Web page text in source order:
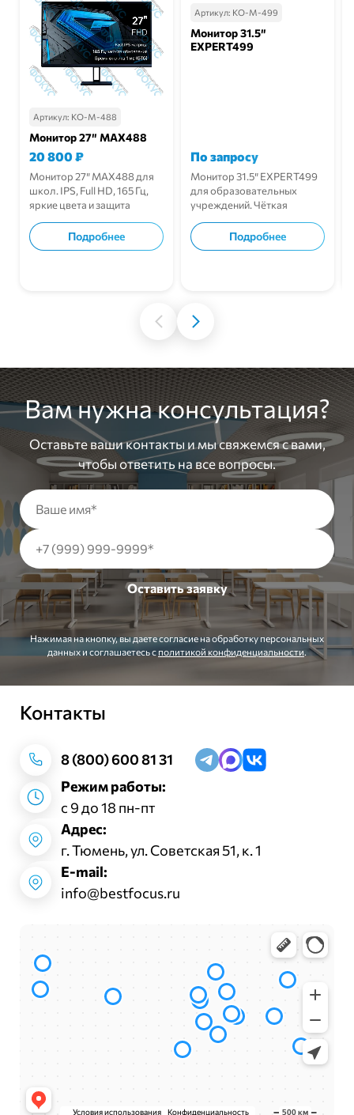
Артикул: КО-М-488
Монитор 27″ MAX488
20 800₽
Монитор 27″ MAX488 для
школ. IPS, Full HD, 165 Гц,
яркие цвета и защита
Подробнее
Артикул: КО-М-499
Монитор 31.5″
EXPERT499
По запросу
Монитор 31.5″ EXPERT499
для образовательных
учреждений. Чёткая
Подробнее
Вам нужна консультация?
Оставьте ваши контакты и мы свяжемся с вами,
чтобы ответить на все вопросы.
Нажимая на кнопку, вы даете согласие на обработку персональных
данных и соглашаетесь c политикой конфиденциальности
Контакты
8 (800) 600 81 31
Режим работы:
с 9 до 18 пн-пт
Адрес:
г. Тюмень, ул. Советская 51, к. 1
E-mail:
info@bestfocus.ru